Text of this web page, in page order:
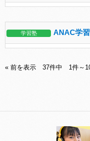
学習塾 ANAC学
« 前を表示 37件中 1件～